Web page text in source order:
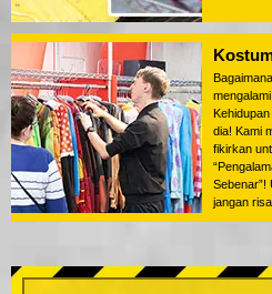
dia! Kami
fikirkan
Sebenar”!
jangan